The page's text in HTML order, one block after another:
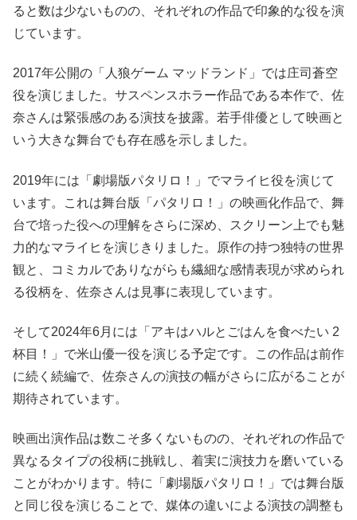
ると数は少ないものの、それぞれの作品で印象的な役を演
じています。
2017年公開の「人狼ゲーム マッドランド」では庄司蒼空
役を演じました。サスペンスホラー作品である本作で、佐
奈さんは緊張感のある演技を披露。若手俳優として映画と
いう大きな舞台でも存在感を示しました。
2019年には「劇場版パタリロ！」でマライヒ役を演じて
います。これは舞台版「パタリロ！」の映画化作品で、舞
台で培った役への理解をさらに深め、スクリーン上でも魅
力的なマライヒを演じきりました。原作の持つ独特の世界
観と、コミカルでありながらも繊細な感情表現が求められ
る役柄を、佐奈さんは見事に表現しています。
そして2024年6月には「アキはハルとごはんを食べたい 2
杯目！」で米山優一役を演じる予定です。この作品は前作
に続く続編で、佐奈さんの演技の幅がさらに広がることが
期待されています。
映画出演作品は数こそ多くないものの、それぞれの作品で
異なるタイプの役柄に挑戦し、着実に演技力を磨いている
ことがわかります。特に「劇場版パタリロ！」では舞台版
と同じ役を演じることで、媒体の違いによる演技の調整も